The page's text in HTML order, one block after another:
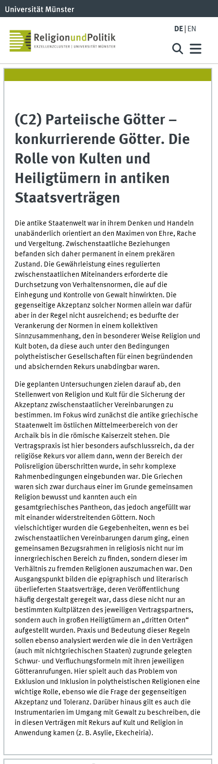
DE EN
(C2) Parteiische Götter –
konkurrierende Götter. Die
Rolle von Kulten und
Heiligtümern in antiken
Staatsverträgen
Die antike Staatenwelt war in ihrem Denken und Handeln
unabänderlich orientiert an den Maximen von Ehre, Rache
und Vergeltung. Zwischenstaatliche Beziehungen
befanden sich daher permanent in einem prekären
Zustand. Die Gewährleistung eines regulierten
zwischenstaatlichen Miteinanders erforderte die
Durchsetzung von Verhaltensnormen, die auf die
Einhegung und Kontrolle von Gewalt hinwirkten. Die
gegenseitige Akzeptanz solcher Normen allein war dafür
aber in der Regel nicht ausreichend; es bedurfte der
Verankerung der Normen in einem kollektiven
Sinnzusammenhang, den in besonderer Weise Religion und
Kult boten, da diese auch unter den Bedingungen
polytheistischer Gesellschaften für einen begründenden
und absichernden Rekurs unabdingbar waren.
Die geplanten Untersuchungen zielen darauf ab, den
Stellenwert von Religion und Kult für die Sicherung der
Akzeptanz zwischenstaatlicher Vereinbarungen zu
bestimmen. Im Fokus wird zunächst die antike griechische
Staatenwelt im östlichen Mittelmeerbereich von der
Archaik bis in die römische Kaiserzeit stehen. Die
Vertragspraxis ist hier besonders aufschlussreich, da der
religiöse Rekurs vor allem dann, wenn der Bereich der
Polisreligion überschritten wurde, in sehr komplexe
Rahmenbedingungen eingebunden war. Die Griechen
waren sich zwar durchaus einer im Grunde gemeinsamen
Religion bewusst und kannten auch ein
gesamtgriechisches Pantheon, das jedoch angefüllt war
mit einander widerstreitenden Göttern. Noch
vielschichtiger wurden die Gegebenheiten, wenn es bei
zwischenstaatlichen Vereinbarungen darum ging, einen
gemeinsamen Bezugsrahmen in religiosis nicht nur im
innergriechischen Bereich zu finden, sondern dieser im
Verhältnis zu fremden Religionen auszumachen war. Den
Ausgangspunkt bilden die epigraphisch und literarisch
überlieferten Staatsverträge, deren Veröffentlichung
häufig dergestalt geregelt war, dass diese nicht nur an
bestimmten Kultplätzen des jeweiligen Vertragspartners,
sondern auch in großen Heiligtümern an „dritten Orten“
aufgestellt wurden. Praxis und Bedeutung dieser Regeln
sollen ebenso analysiert werden wie die in den Verträgen
(auch mit nichtgriechischen Staaten) zugrunde gelegten
Schwur- und Verfluchungsformeln mit ihren jeweiligen
Götteranrufungen. Hier spielt auch das Problem von
Exklusion und Inklusion in polytheistischen Religionen eine
wichtige Rolle, ebenso wie die Frage der gegenseitigen
Akzeptanz und Toleranz. Darüber hinaus gilt es auch die
Instrumentarien im Umgang mit Gewalt zu beschreiben, die
in diesen Verträgen mit Rekurs auf Kult und Religion in
Anwendung kamen (z. B. Asylie, Ekecheiria).